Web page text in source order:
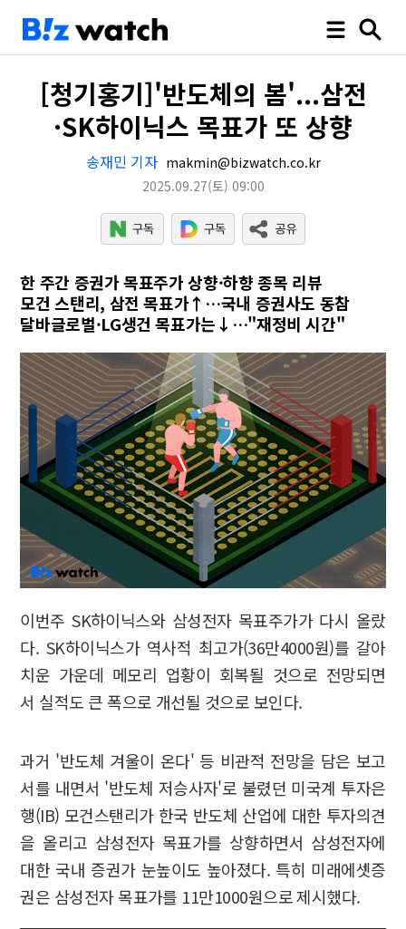
[청기홍기]'반도체의 봄'...삼전
·SK하이닉스 목표가 또 상향
송재민 기자 makmin@bizwatch.co.kr
2025.09.27(토) 09:00
한 주간 증권가 목표주가 상향·하향 종목 리뷰
모건 스탠리, 삼전 목표가↑…국내 증권사도 동참
달바글로벌·LG생건 목표가는↓…"재정비 시간"
이번주 SK하이닉스와 삼성전자 목표주가가 다시 올랐
다. SK하이닉스가 역사적 최고가(36만4000원)를 갈아
치운 가운데 메모리 업황이 회복될 것으로 전망되면
서 실적도 큰 폭으로 개선될 것으로 보인다.
과거 '반도체 겨울이 온다' 등 비관적 전망을 담은 보고
서를 내면서 '반도체 저승사자'로 불렸던 미국계 투자은
행(IB) 모건스탠리가 한국 반도체 산업에 대한 투자의견
을 올리고 삼성전자 목표가를 상향하면서 삼성전자에
대한 국내 증권가 눈높이도 높아졌다. 특히 미래에셋증
권은 삼성전자 목표가를 11만1000원으로 제시했다.